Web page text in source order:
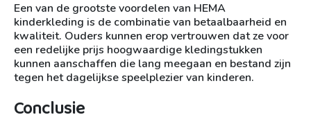
Een van de grootste voordelen van HEMA
kinderkleding is de combinatie van betaalbaarheid en
kwaliteit. Ouders kunnen erop vertrouwen dat ze voor
een redelijke prijs hoogwaardige kledingstukken
kunnen aanschaffen die lang meegaan en bestand zijn
tegen het dagelijkse speelplezier van kinderen.
Conclusie